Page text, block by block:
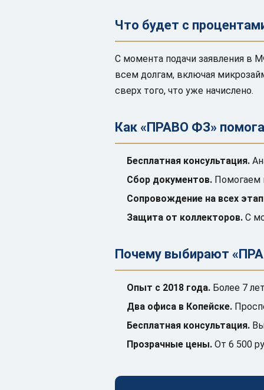
Что будет с
С момента подачи заявления в
всем долгам, включая
сверх того, что уже начислено.
Как «ПРАВО ФЗ»
Бесплатная консультация.
Сбор документов. Помогаем
Сопровождение на всех
Защита от коллекторов. С
Почему выбирают
Опыт с 2018 года. Более 7
Два офиса в Копейске.
Бесплатная консультация.
Прозрачные цены. От 6 500